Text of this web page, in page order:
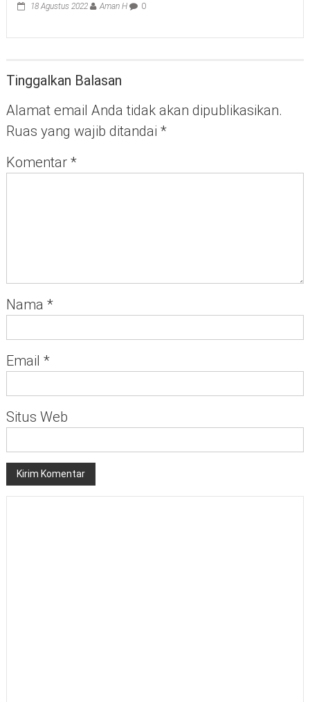
18 Agustus 2022 Aman H 0
Tinggalkan Balasan
Alamat email Anda tidak akan dipublikasikan.
Ruas yang wajib ditandai *
Komentar *
Nama *
Email *
Situs Web